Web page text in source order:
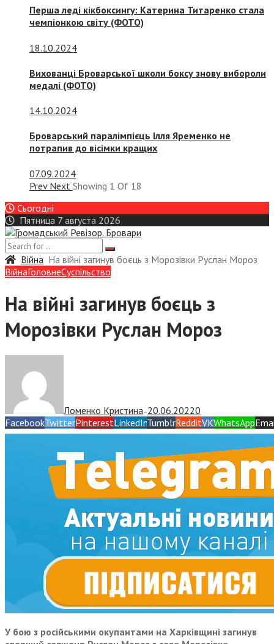
Перша леді кікбоксингу: Катерина Титаренко стала
чемпіонкою світу (ФОТО)
18.10.2024
Вихованці Броварської школи боксу знову вибороли
медалі (ФОТО)
14.10.2024
Броварський паралімпієць Ілля Яременко не
потрапив до вісімки кращих
07.09.2024
Prev Next Showing 1 Of 18
Сьогодні
Пятница 7 августа 2026
Війна На війні загинув боєць з Морозівки Руслан Мороз
ВійнаГоловнеСуспiльство
На війні загинув боєць з
Морозівки Руслан Мороз
Ломенко Кристина— 20.06.20220
FacebookTwitterPinterestLinkedInTumblrRedditVKWhatsApp
У бою з російськими окупантами на Харківщині загинув